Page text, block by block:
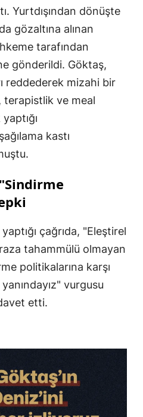
Yurtdışından dönüşte
gözaltına alınan
tarafından
gönderildi. Göktaş,
reddederek mizahi bir
terapistlik ve meal
kastı
çağrıda, "Eleştirel
tahammülü olmayan
politikalarına karşı
vurgusu
etti.